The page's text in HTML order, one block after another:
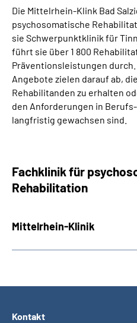
Die Mittelrhein-Klink Bad
psychosomatische
sie Schwerpunktklinik für
führt sie über 1 800
Präventionsleistungen
Angebote zielen darauf ab,
Rehabilitanden zu erhalten
den Anforderungen in
langfristig gewachsen sind.
Fachklinik für
Rehabilitation
Mittelrhein-Klinik
Kontakt